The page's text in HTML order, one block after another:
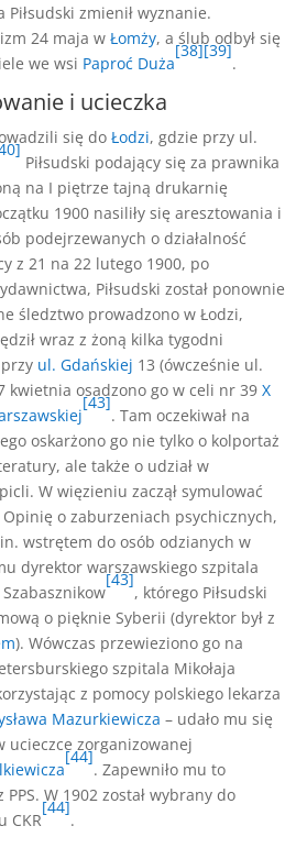
Piłsudski zmienił wyznanie.
24 maja w Łomży, a ślub odbył się
we wsi Paproć Duża
[38][39]
.
i ucieczka
się do Łodzi, gdzie przy ul.
Piłsudski podający się za prawnika
na I piętrze tajną drukarnię
1900 nasiliły się aresztowania i
podejrzewanych o działalność
z 21 na 22 lutego 1900, po
Piłsudski został ponownie
śledztwo prowadzono w Łodzi,
wraz z żoną kilka tygodni
przy ul. Gdańskiej 13 (ówcześnie ul.
kwietnia osadzono go w celi nr 39 X
[43]
. Tam oczekiwał na
oskarżono go nie tylko o kolportaż
ale także o udział w
W więzieniu zaczął symulować
o zaburzeniach psychicznych,
wstrętem do osób odzianych w
dyrektor warszawskiego szpitala
[43]
, którego Piłsudski
o pięknie Syberii (dyrektor był z
). Wówczas przewieziono go na
szpitala Mikołaja
z pomocy polskiego lekarza
Mazurkiewicza – udało mu się
ucieczce zorganizowanej
[44]
. Zapewniło mu to
W 1902 został wybrany do
CKR
[44]
.